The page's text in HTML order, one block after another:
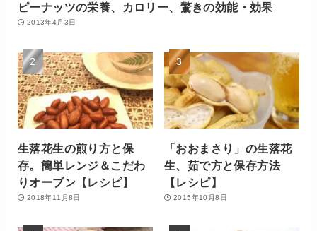
ピーナッツの栄養、カロリー、驚きの効能・効果
2013年4月3日
生落花生の煎り方と保
存。簡単レンジ＆こだわ
りオーブン【レシピ】
2018年11月8日
「おおまさり」の生落花
生、茹で方と保存方法
【レシピ】
2015年10月8日